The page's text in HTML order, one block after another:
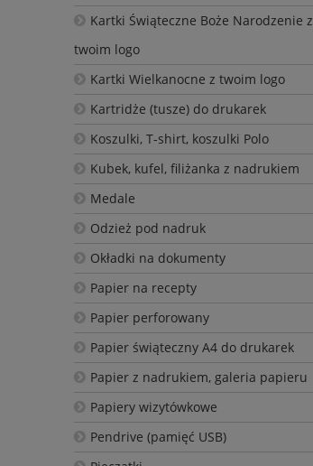
Kartki Świąteczne Boże Narodzenie z
twoim logo
Kartki Wielkanocne z twoim logo
Kartridże (tusze) do drukarek
Koszulki, T-shirt, koszulki Polo
Kubek, kufel, filiżanka z nadrukiem
Medale
Odzież pod nadruk
Okładki na dokumenty
Papier na recepty
Papier perforowany
Papier świąteczny A4 do drukarek
Papier z nadrukiem, galeria papieru
Papiery wizytówkowe
Pendrive (pamięć USB)